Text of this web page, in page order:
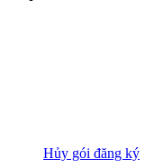
Hủy gói đăng ký